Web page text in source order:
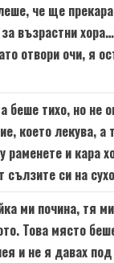
че ще
възрастни
отвори очи, я
беше тихо, но не
което лекува, а
раменете и кара
сълзите си на
ми почина, тя
Това място
и не я давах